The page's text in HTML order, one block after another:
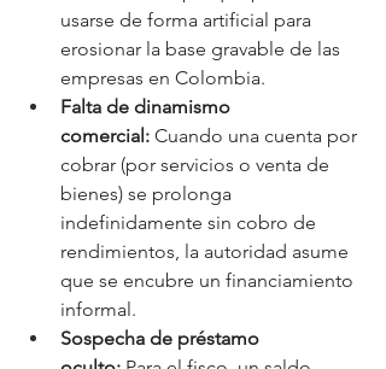
usarse de forma artificial para
erosionar la base gravable de las
empresas en Colombia.
Falta de dinamismo
comercial: Cuando una cuenta por
cobrar (por servicios o venta de
bienes) se prolonga
indefinidamente sin cobro de
rendimientos, la autoridad asume
que se encubre un financiamiento
informal.
Sospecha de préstamo